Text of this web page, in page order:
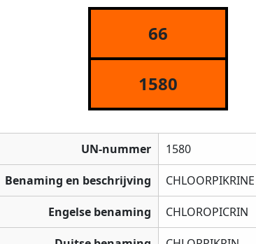
66
1580
UN-nummer 1580
Benaming en beschrijving CHLOORPIKRINE
Engelse benaming CHLOROPICRIN